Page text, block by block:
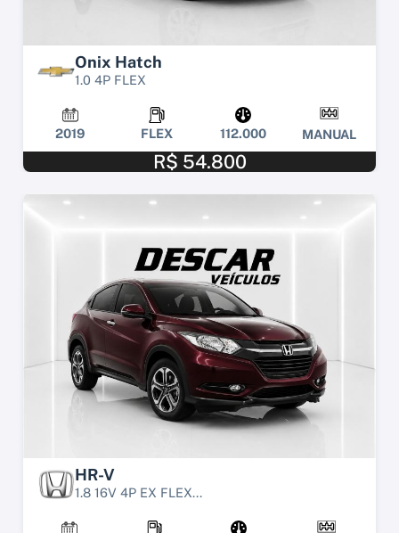
Onix Hatch
1.0 4P FLEX
2019 FLEX 112.000 MANUAL
R$ 54.800
HR-V
1.8 16V 4P EX FLEX...